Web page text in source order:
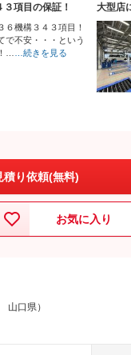
項目の保証！
６機構３４３項目！
で不安・・・という
…
…続きを見る
大型店
積り依頼(無料)
お気に入り
山口県）